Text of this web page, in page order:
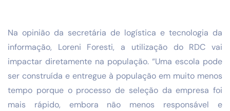
Na opinião da secretária de logística e tecnologia da
informação, Loreni Foresti, a utilização do RDC vai
impactar diretamente na população. “Uma escola pode
ser construída e entregue à população em muito menos
tempo porque o processo de seleção da empresa foi
mais rápido, embora não menos responsável e